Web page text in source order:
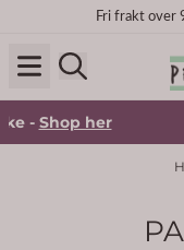
Hopp til innhold
Fri frakt over
her